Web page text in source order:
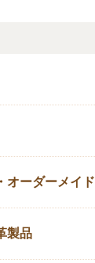
オーダーメイド
製品